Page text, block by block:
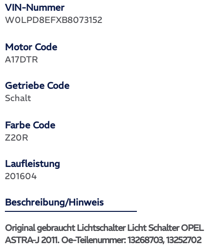
VIN-Nummer
W0LPD8EFXB8073152
Motor Code
Getriebe Code
A17DTR
Schalt
Farbe Code
Laufleistung
Z20R
201604
Beschreibung/Hinweis
Original gebraucht Lichtschalter Licht Schalter OPEL
ASTRA-J 2011. Oe-Teilenummer: 13268703, 13252702